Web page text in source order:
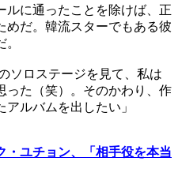
ルに通ったことを除けば、正
めだ。韓流スターでもある彼
ソロステージを見て、私は
った（笑）。そのかわり、作
ルバムを出したい」
・ユチョン、「相手役を本当